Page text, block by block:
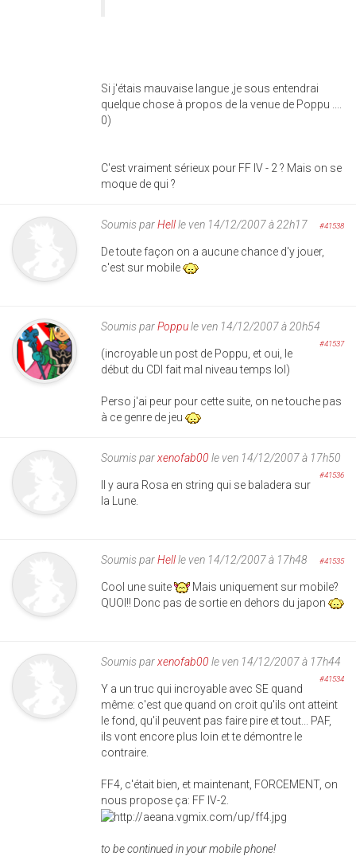
Si j'étais mauvaise langue ,je sous entendrai
quelque chose à propos de la venue de Poppu ....
0)
C'est vraiment sérieux pour FF IV - 2 ? Mais on se
moque de qui ?
Soumis parHellle ven 14/12/2007 à 22h17 #41538
De toute façon on a aucune chance d'y jouer,
c'est sur mobile
Soumis parPoppule ven 14/12/2007 à 20h54
#41537
(incroyable un post de Poppu, et oui, le
début du CDI fait mal niveau temps lol)
Perso j'ai peur pour cette suite, on ne touche pas
à ce genre de jeu
Soumis parxenofab00 le ven 14/12/2007 à 17h50
#41536
Il y aura Rosa en string qui se baladera sur
la Lune.
Soumis parHellle ven 14/12/2007 à 17h48 #41535
Cool une suite
Mais uniquement sur mobile?
QUOI!! Donc pas de sortie en dehors du japon
Soumis parxenofab00 le ven 14/12/2007 à 17h44
#41534
Y a un truc qui incroyable avec SE quand
même: c'est que quand on croit qu'ils ont atteint
le fond, qu'il peuvent pas faire pire et tout... PAF,
ils vont encore plus loin et te démontre le
contraire.
FF4, c'était bien, et maintenant, FORCEMENT, on
nous propose ça: FF IV-2.
to be continued in your mobile phone!